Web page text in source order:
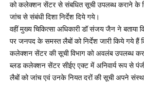
को कलेक्शन सेंटर से संबधित सूची उपलब्ध कराने के
जांच से संबंधी दिशा निर्देश दिये गये।
वहीं मुख्य चिकित्सा अधिकारी डॉ संजय जैन ने बताया
पर जनपद के समस्त लैबों को निर्देश जारी किये गये
कलेक्शन सेंटर की सूची विभाग को अवलंब उपलब्ध
ब्लड कलेक्शन सेंटर सीईए एक्ट में अनिवार्य रूप से
लैबों को जांच एवं उनके नियत दरों की सूची अपने